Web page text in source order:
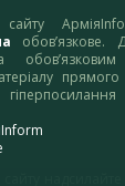
обов’язкове.
прямого